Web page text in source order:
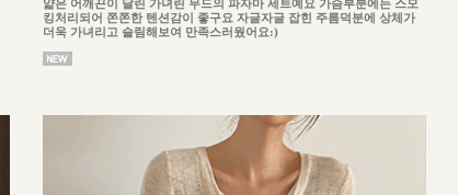
얇은 어깨끈이 달린 가녀린 무드의 파자마 세트예요 가슴부분에는 스모
킹처리되어 쫀쫀한 텐션감이 좋구요 자글자글 잡힌 주름덕분에 상체가
더욱 가녀리고 슬림해보여 만족스러웠어요:)